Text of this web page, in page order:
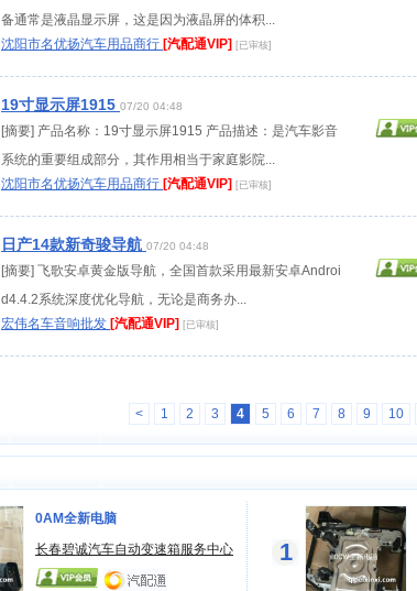
备通常是液晶显示屏，这是因为液晶屏的体积...
沈阳市名优扬汽车用品商行 [汽配通VIP] [已审核]
19寸显示屏1915 07/20 04:48
[摘要] 产品名称：19寸显示屏1915 产品描述：是汽车影音
系统的重要组成部分，其作用相当于家庭影院...
沈阳市名优扬汽车用品商行 [汽配通VIP] [已审核]
日产14款新奇骏导航 07/20 04:48
[摘要] 飞歌安卓黄金版导航，全国首款采用最新安卓Androi
d4.4.2系统深度优化导航，无论是商务办...
宏伟名车音响批发 [汽配通VIP] [已审核]
< 1 2 3 4 5 6 7 8 9 10
0AM全新电脑
长春碧诚汽车自动变速箱服务中心
1